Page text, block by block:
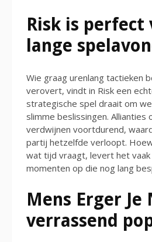
Risk is perfect
lange
Wie graag urenlang tactieken
verovert, vindt in Risk een
strategische spel draait om
slimme beslissingen. Allianties
verdwijnen voortdurend,
partij hetzelfde verloopt.
wat tijd vraagt, levert het
momenten op die nog lang
Mens Erger
verrassend